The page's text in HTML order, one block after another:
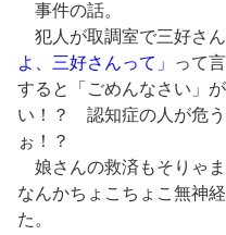
事件の話。
犯人が取調室で三好さ
よ、三好さんって」
って
すると「ごめんなさい」
い！？ 認知症の人が危
ぉ！？
娘さんの救済もそりゃま
なんかちょこちょこ無神
た。